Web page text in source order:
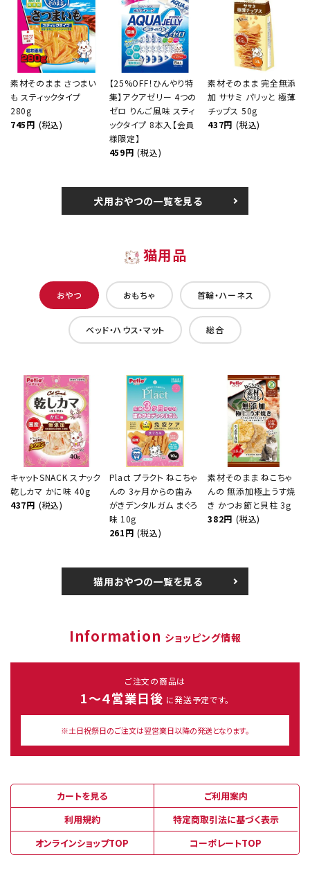
素材そのまま さつまい
も スティックタイプ
280g
745円 (税込)
【25%OFF！ひんやり特
集】アクアゼリー 4つの
ゼロ りんご風味 スティ
ックタイプ 8本入【会員
様限定】
459円 (税込)
素材そのまま 完全無添
加 ササミ パリッと 極薄
チップス 50g
437円 (税込)
犬用おやつの一覧を見る
猫用品
おやつ おもちゃ 首輪・ハーネス
ベッド・ハウス・マット 総合
キャットSNACK スナック
乾しカマ かに味 40g
437円 (税込)
Plact プラクト ねこちゃ
んの 3ヶ月からの歯み
がきデンタルガム まぐろ
味 10g
261円 (税込)
素材そのまま ねこちゃ
んの 無添加極上うす焼
き かつお節と貝柱 3g
382円 (税込)
猫用おやつの一覧を見る
Information ショッピング情報
ご注文の商品は
1～４営業日後 に発送予定です。
※土日祝祭日のご注文は翌営業日以降の発送となります。
カートを見る
ご利用案内
利用規約
特定商取引法に基づく表示
オンラインショップTOP
コーポレートTOP